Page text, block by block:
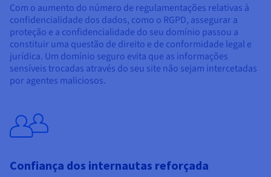
Com o aumento do número de regulamentações relativas à
confidencialidade dos dados, como o RGPD, assegurar a
proteção e a confidencialidade do seu domínio passou a
constituir uma questão de direito e de conformidade legal e
jurídica. Um domínio seguro evita que as informações
sensíveis trocadas através do seu site não sejam intercetadas
por agentes maliciosos.
Confiança dos internautas reforçada